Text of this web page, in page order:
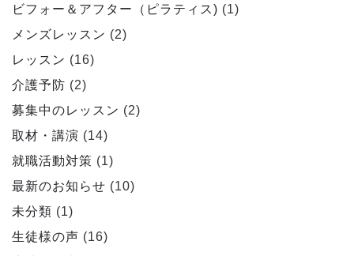
ビフォー＆アフター（ピラティス) (1)
メンズレッスン (2)
レッスン (16)
介護予防 (2)
募集中のレッスン (2)
取材・講演 (14)
就職活動対策 (1)
最新のお知らせ (10)
未分類 (1)
生徒様の声 (16)